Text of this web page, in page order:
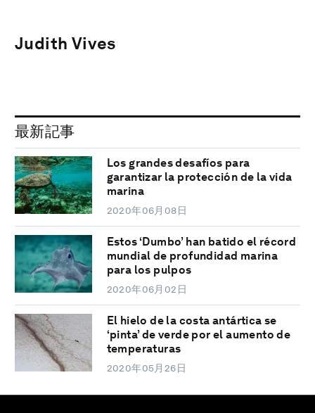
Judith Vives
最新記事
Los grandes desafíos para
garantizar la protección de la vida
marina
2020年06月08日
Estos ‘Dumbo’ han batido el récord
mundial de profundidad marina
para los pulpos
2020年06月02日
El hielo de la costa antártica se
‘pinta’ de verde por el aumento de
temperaturas
2020年05月26日